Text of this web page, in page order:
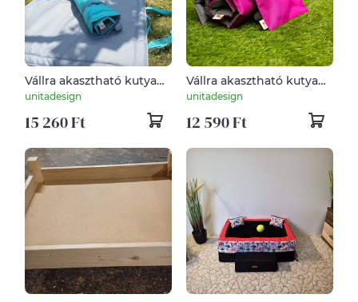
Vállra akasztható kutya
pokróc (M méret) (türkiz-
unitadesign
15 260 Ft
Vállra akasztható kutya
pokróc (S méret)
(magenta-szürke)
unitadesign
12 590 Ft